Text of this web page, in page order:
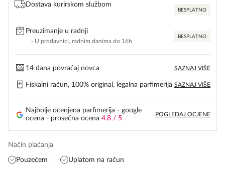
Dostava kurirskom službom
BESPLATNO
Preuzimanje u radnji
- U prodavnici, radnim danima do 16h
BESPLATNO
14 dana povraćaj novca SAZNAJ VIŠE
Fiskalni račun, 100% original, legalna parfimerija SAZNAJ VIŠE
Najbolje ocenjena parfimerija - google
ocena - prosečna ocena 4.8 / 5
POGLEDAJ OCJENE
Način plaćanja
Pouzećem Uplatom na račun